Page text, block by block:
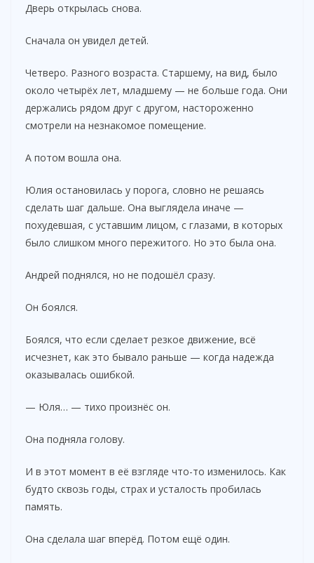
Дверь открылась снова.
Сначала он увидел детей.
Четверо. Разного возраста. Старшему, на вид, было
около четырёх лет, младшему — не больше года. Они
держались рядом друг с другом, настороженно
смотрели на незнакомое помещение.
А потом вошла она.
Юлия остановилась у порога, словно не решаясь
сделать шаг дальше. Она выглядела иначе —
похудевшая, с уставшим лицом, с глазами, в которых
было слишком много пережитого. Но это была она.
Андрей поднялся, но не подошёл сразу.
Он боялся.
Боялся, что если сделает резкое движение, всё
исчезнет, как это бывало раньше — когда надежда
оказывалась ошибкой.
— Юля… — тихо произнёс он.
Она подняла голову.
И в этот момент в её взгляде что-то изменилось. Как
будто сквозь годы, страх и усталость пробилась
память.
Она сделала шаг вперёд. Потом ещё один.